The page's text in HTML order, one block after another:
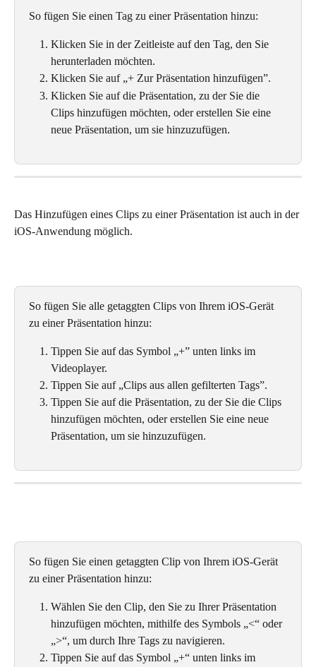
So fügen Sie einen Tag zu einer Präsentation hinzu:
Klicken Sie in der Zeitleiste auf den Tag, den Sie
herunterladen möchten.
Klicken Sie auf „+ Zur Präsentation hinzufügen”.
Klicken Sie auf die Präsentation, zu der Sie die
Clips hinzufügen möchten, oder erstellen Sie eine
neue Präsentation, um sie hinzuzufügen.
Das Hinzufügen eines Clips zu einer Präsentation ist auch in der
iOS-Anwendung möglich.
So fügen Sie alle getaggten Clips von Ihrem iOS-Gerät
zu einer Präsentation hinzu:
Tippen Sie auf das Symbol „+” unten links im
Videoplayer.
Tippen Sie auf „Clips aus allen gefilterten Tags”.
Tippen Sie auf die Präsentation, zu der Sie die Clips
hinzufügen möchten, oder erstellen Sie eine neue
Präsentation, um sie hinzuzufügen.
So fügen Sie einen getaggten Clip von Ihrem iOS-Gerät
zu einer Präsentation hinzu:
Wählen Sie den Clip, den Sie zu Ihrer Präsentation
hinzufügen möchten, mithilfe des Symbols „<“ oder
„>“, um durch Ihre Tags zu navigieren.
Tippen Sie auf das Symbol „+“ unten links im